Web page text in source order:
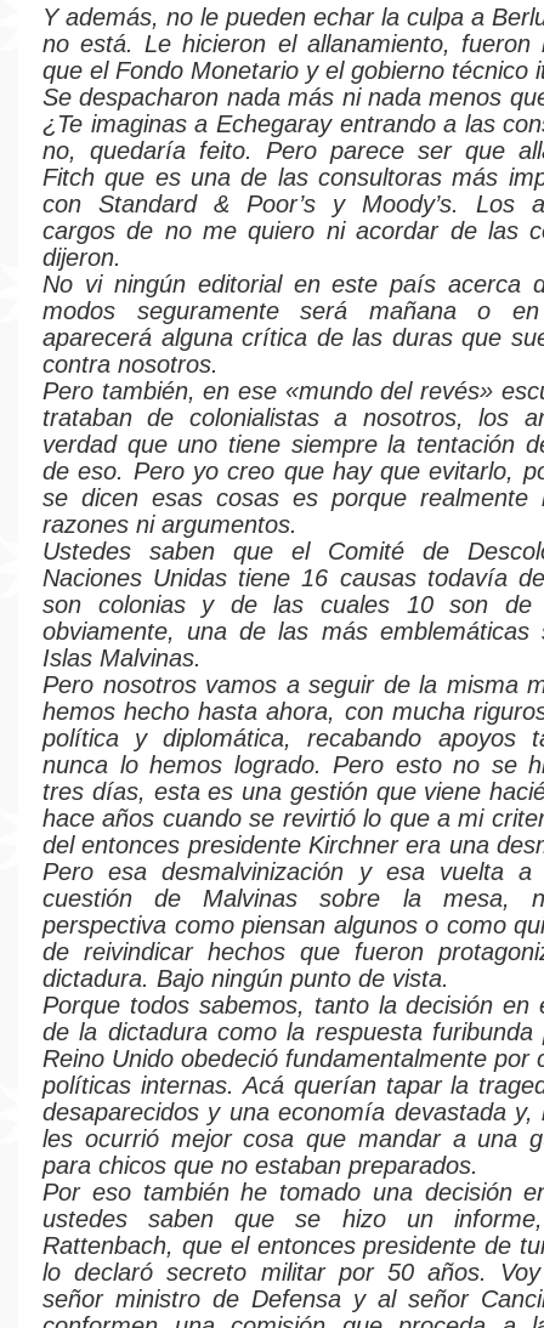
Y además, no le pueden echar la culpa a
no está. Le hicieron el allanamiento, fueron
que el Fondo Monetario y el gobierno técnico
Se despacharon nada más ni nada menos
¿Te imaginas a Echegaray entrando a las
no, quedaría feito. Pero parece ser que
Fitch que es una de las consultoras más
con Standard & Poor’s y Moody’s. Los
cargos de no me quiero ni acordar de las
dijeron.
No vi ningún editorial en este país acerca
modos seguramente será mañana o
aparecerá alguna crítica de las duras que
contra nosotros.
Pero también, en ese «mundo del revés»
trataban de colonialistas a nosotros, los
verdad que uno tiene siempre la tentación
de eso. Pero yo creo que hay que evitarlo,
se dicen esas cosas es porque realmente
razones ni argumentos.
Ustedes saben que el Comité de
Naciones Unidas tiene 16 causas todavía
son colonias y de las cuales 10 son de
obviamente, una de las más emblemáticas
Islas Malvinas.
Pero nosotros vamos a seguir de la misma
hemos hecho hasta ahora, con mucha
política y diplomática, recabando apoyos
nunca lo hemos logrado. Pero esto no se
tres días, esta es una gestión que viene
hace años cuando se revirtió lo que a mi
del entonces presidente Kirchner era una
Pero esa desmalvinización y esa vuelta
cuestión de Malvinas sobre la mesa,
perspectiva como piensan algunos o como
de reivindicar hechos que fueron
dictadura. Bajo ningún punto de vista.
Porque todos sabemos, tanto la decisión en
de la dictadura como la respuesta
Reino Unido obedeció fundamentalmente por
políticas internas. Acá querían tapar la
desaparecidos y una economía devastada y,
les ocurrió mejor cosa que mandar a una
para chicos que no estaban preparados.
Por eso también he tomado una decisión
ustedes saben que se hizo un
Rattenbach, que el entonces presidente de
lo declaró secreto militar por 50 años.
señor ministro de Defensa y al señor